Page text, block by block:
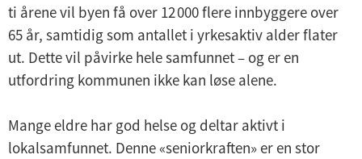
ti årene vil byen få over 12 000 flere innbyggere over
65 år, samtidig som antallet i yrkesaktiv alder flater
ut. Dette vil påvirke hele samfunnet – og er en
utfordring kommunen ikke kan løse alene.
Mange eldre har god helse og deltar aktivt i
lokalsamfunnet. Denne «seniorkraften» er en stor